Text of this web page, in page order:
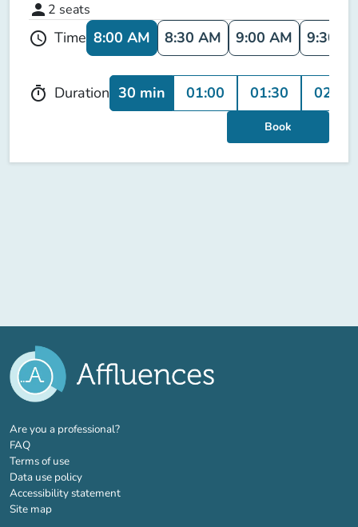
person 2 seats
schedule Time 8:00 AM 8:30 AM 9:00 AM 9:30
timer Duration 30 min 01:00 01:30 02:00
Book
Are you a professional?(new tab)
FAQ
Terms of use
Data use policy
Accessibility statement
Site map